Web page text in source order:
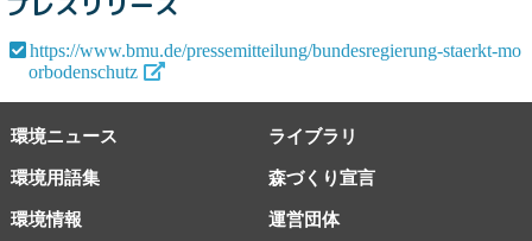
https://www.bmu.de/pressemitteilung/bundesregierung-staerkt-mo
orbodenschutz
環境ニュース ライブラリ
環境用語集 森づくり宣言
環境情報 運営団体